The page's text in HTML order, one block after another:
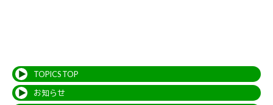
TOPICS TOP
お知らせ